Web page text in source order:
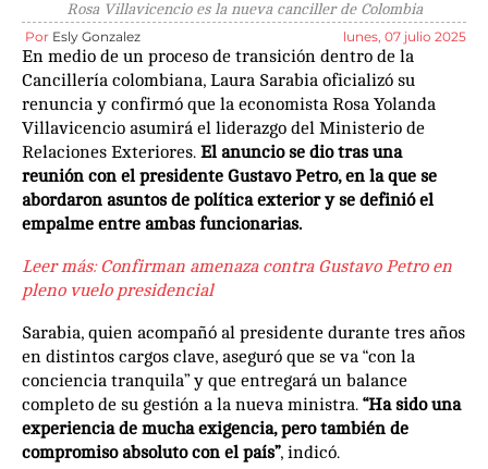
Rosa Villavicencio es la nueva canciller de Colombia
Por Esly Gonzalez lunes, 07 julio 2025
En medio de un proceso de transición dentro de la
Cancillería colombiana, Laura Sarabia oficializó su
renuncia y confirmó que la economista Rosa Yolanda
Villavicencio asumirá el liderazgo del Ministerio de
Relaciones Exteriores. El anuncio se dio tras una
reunión con el presidente Gustavo Petro, en la que se
abordaron asuntos de política exterior y se definió el
empalme entre ambas funcionarias.
Leer más:Confirman amenaza contra Gustavo Petro en
pleno vuelo presidencial
Sarabia, quien acompañó al presidente durante tres años
en distintos cargos clave, aseguró que se va “con la
conciencia tranquila” y que entregará un balance
completo de su gestión a la nueva ministra. “Ha sido una
experiencia de mucha exigencia, pero también de
compromiso absoluto con el país”, indicó.